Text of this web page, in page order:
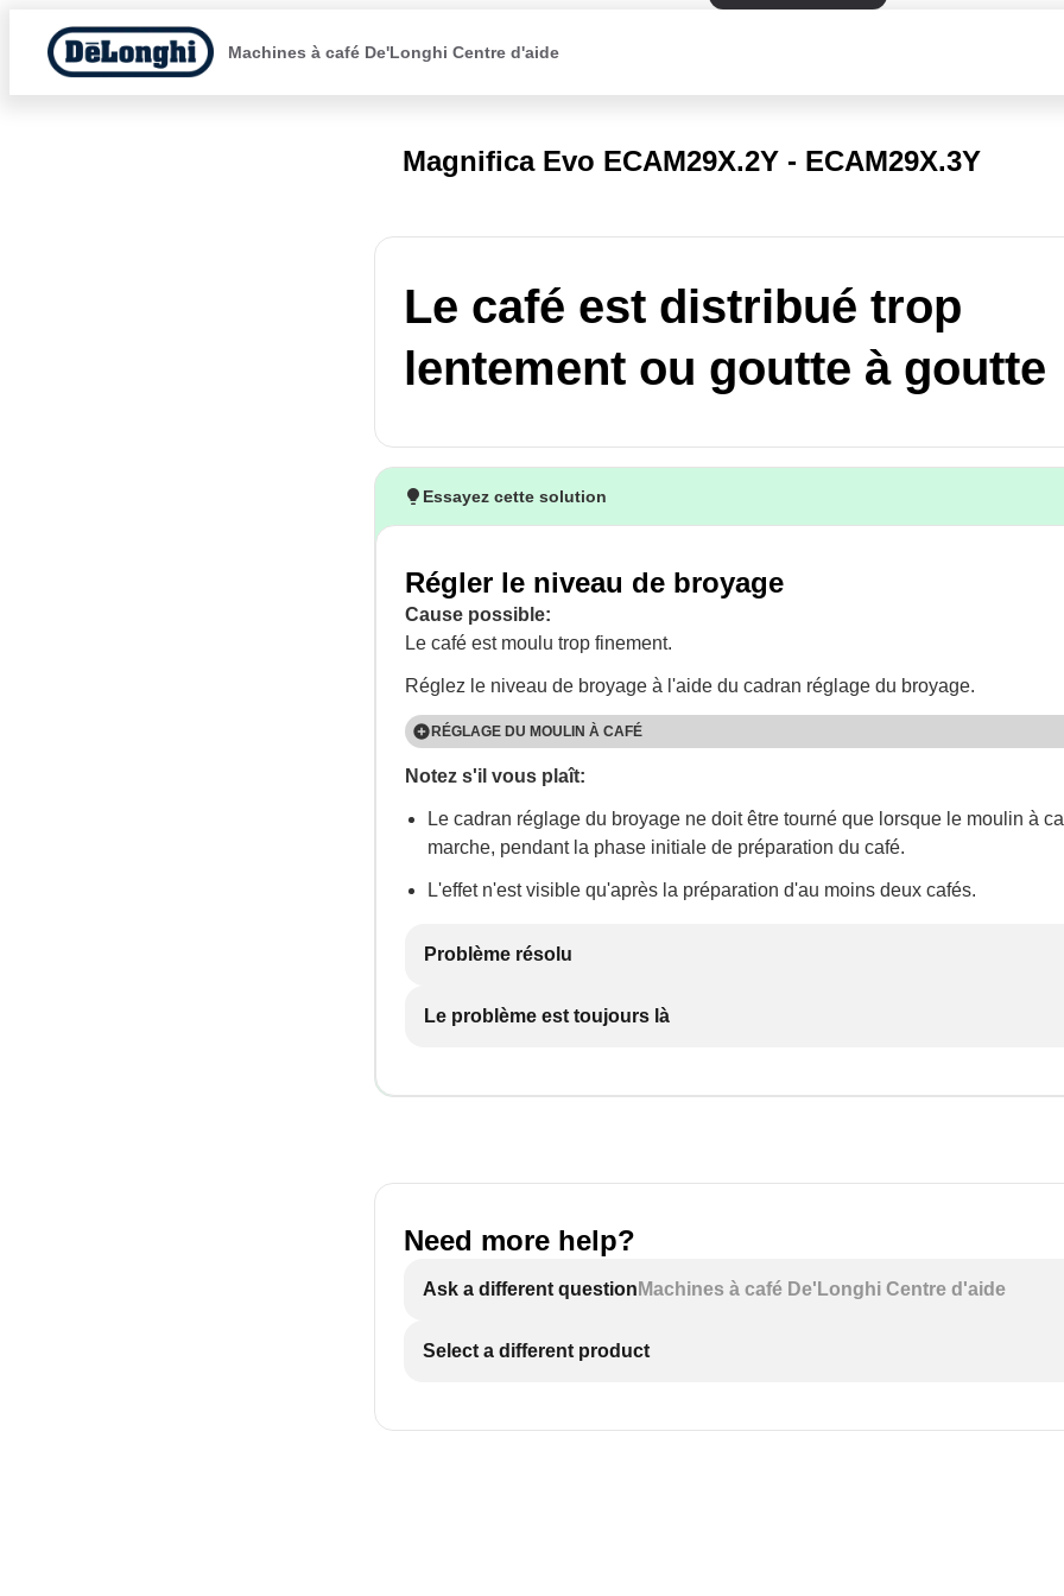
Machines à café De'Longhi Centre d'aide
Magnifica Evo ECAM29X.2Y - ECAM29X.3Y
Le café est distribué trop
lentement ou goutte à goutte
Essayez cette solution
Régler le niveau de broyage
Cause possible:
Le café est moulu trop finement.
Réglez le niveau de broyage à l'aide du cadran réglage du broyage.
RÉGLAGE DU MOULIN À CAFÉ
Le moulin à café est réglé par défaut pour préparer correctement le café et ne
nécessiter de réglage au départ. Pour le régler, lorsque le moulin à café est en
tournez le cadran comme suit :
Notez s'il vous plaît:
Le cadran réglage du broyage ne doit être tourné que lorsque le moulin à
marche, pendant la phase initiale de préparation du café.
L'effet n'est visible qu'après la préparation d'au moins deux cafés.
Problème résolu
Le problème est toujours là
Need more help?
Ask a different question Machines à café De'Longhi Centre d'aide
Select a different product